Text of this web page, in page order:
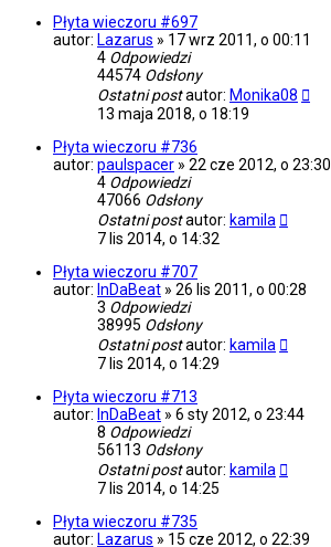
Płyta wieczoru #697
autor: Lazarus » 17 wrz 2011, o 00:11
4 Odpowiedzi
44574 Odsłony
Ostatni postautor: Monika08
13 maja 2018, o 18:19
Płyta wieczoru #736
autor: paulspacer » 22 cze 2012, o 23:30
4 Odpowiedzi
47066 Odsłony
Ostatni postautor: kamila
7 lis 2014, o 14:32
Płyta wieczoru #707
autor: InDaBeat » 26 lis 2011, o 00:28
3 Odpowiedzi
38995 Odsłony
Ostatni postautor: kamila
7 lis 2014, o 14:29
Płyta wieczoru #713
autor: InDaBeat » 6 sty 2012, o 23:44
8 Odpowiedzi
56113 Odsłony
Ostatni postautor: kamila
7 lis 2014, o 14:25
Płyta wieczoru #735
autor: Lazarus » 15 cze 2012, o 22:39